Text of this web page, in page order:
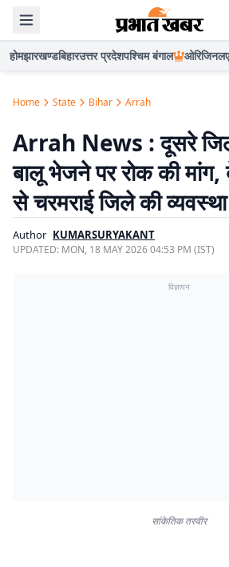
होमझारखण्डबिहारउत्तर प्रदेशपश्चिम बंगाल ओरिजिनल
Home State Bihar Arrah
Arrah News : दूसरे
बालू भेजने पर रोक की
से चरमराई जिले की व्यवस्था
Author KUMARSURYAKANT
UPDATED: MON, 18 MAY 2026 04:53 PM (IST)
विज्ञापन
सांकेतिक तस्वीर